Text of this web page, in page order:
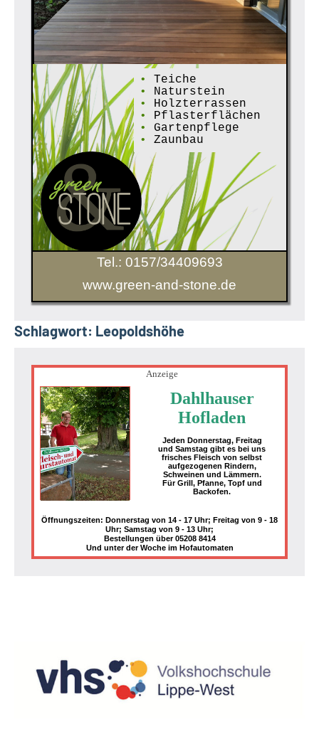
•
Teiche
•
Naturstein
•
Holzterrassen
•
Pflasterflächen
•
Gartenpflege
•
Zaunbau
Tel.: 0157/34409693
www.green-and-stone.de
Schlagwort: Leopoldshöhe
Anzeige
Dahlhauser
Hofladen
Jeden Donnerstag, Freitag
und Samstag gibt es bei uns
frisches Fleisch von selbst
aufgezogenen Rindern,
Schweinen und Lämmern.
Für Grill, Pfanne, Topf und
Backofen.
Öffnungszeiten: Donnerstag von 14 - 17 Uhr; Freitag von 9 - 18
Uhr; Samstag von 9 - 13 Uhr;
Bestellungen über 05208 8414
Und unter der Woche im Hofautomaten